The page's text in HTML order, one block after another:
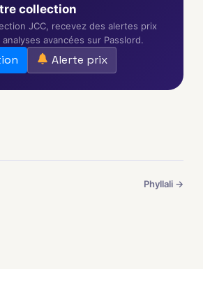
collection
JCC, recevez des alertes prix
avancées sur Passlord.
Alerte prix
Phyllali →